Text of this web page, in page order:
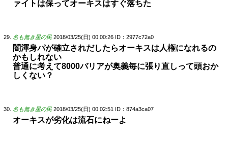
ァイトは保ってオーキスはすぐ落ちた
名も無き星の民 2018/03/25(日) 00:00:26 ID：2977c72a0
闇渾身パが確立されだしたらオーキスは人権になれるの
かもしれない
普通に考えて8000バリアが奥義毎に張り直しって頭おか
しくない？
名も無き星の民 2018/03/25(日) 00:02:51 ID：874a3ca07
オーキスが劣化は流石にねーよ